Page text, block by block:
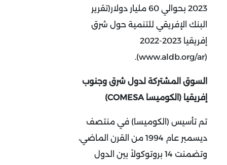
2023 بحوالي 60 مليار دولار(تقرير
البنك الإفريقي للتنمية حول شرق
إفريقيا 2023
-2022
(www.aldb.org/ar).
السوق المشتركة لدول شرق وجنوب
إفريقيا (الكوميسا COMESA)
تم تأسيس (الكوميسا) في منتصف
ديسمبر عام 1994 من القرن الماضي،
وتضمنت 14 بروتوكولاً بين الدول